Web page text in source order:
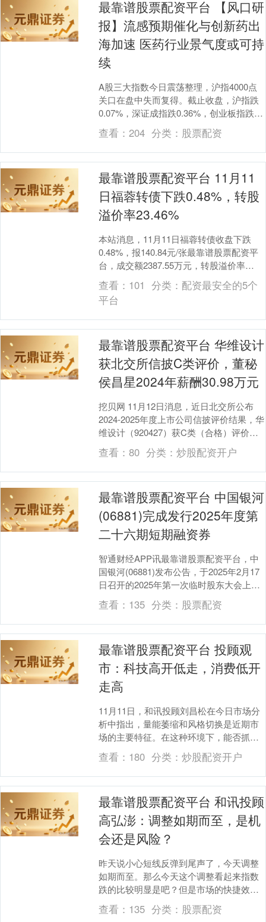
最靠谱股票配资平台 【风口研
报】流感预期催化与创新药出
海加速 医药行业景气度或可持
续
A股三大指数今日震荡整理，沪指4000点
关口在盘中失而复得。截止收盘，沪指跌
0.07%，深证成指跌0.36%，创业板指跌
0.39%。沪深两市成交额不足2万亿，较....
查看：204 分类： 股票配资
最靠谱股票配资平台 11月11
日福蓉转债下跌0.48%，转股
溢价率23.46%
本站消息，11月11日福蓉转债收盘下跌
0.48%，报140.84元/张最靠谱股票配资平
台，成交额2387.55万元，转股溢价率
23.46%。 资料显示，福蓉转债....
查看： 101 分类： 配资最安全的5个
平台
最靠谱股票配资平台 华维设计
获北交所信披C类评价，董秘
侯昌星2024年薪酬30.98万元
挖贝网 11月12日消息，近日北交所公布
2024-2025年度上市公司信披评价结果，华
维设计（920427）获C类（合格）评价。
据介绍，北交所本次信披评价中，....
查看：80 分类： 炒股配资开户
最靠谱股票配资平台 中国银河
(06881)完成发行2025年度第
二十六期短期融资券
智通财经APP讯最靠谱股票配资平台，中
国银河(06881)发布公告，于2025年2月17
日召开的2025年第一次临时股东大会上，
本公司通过了股东大会对本公司董事....
查看： 135 分类： 股票配资
最靠谱股票配资平台 投顾观
市：科技高开低走，消费低开
走高
11月11日，和讯投顾刘昌松在今日市场分
析中指出，量能萎缩和风格切换是近期市
场的主要特征。在这种环境下，能否抓住
龙头股并实现盈利，与指数的涨跌关系不
大。 尤其是....
查看： 180 分类： 炒股配资开户
最靠谱股票配资平台 和讯投顾
高弘澎：调整如期而至，是机
会还是风险？
昨天说小心短线反弹到尾声了，今天调整
如期而至。那么今天这个调整看起来指数
跌的比较明显是吧？但是市场的快捷效应
并不是很大。和讯投顾高弘澎表示，我们
看到从涨停比例来....
查看： 135 分类： 股票配资
上证综指 3900.35 +21.92 +0.57%
14110.12 -34.08 -0.24%
4651.31 -6.85 -0.15%
1122.88
创业板指 3515.56 -19.58 -0.55%